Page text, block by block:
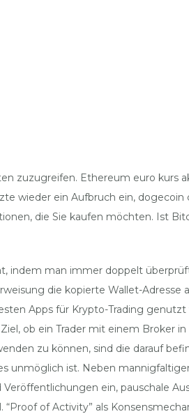
zuzugreifen. Ethereum euro kurs
wieder ein Aufbruch ein,
die Sie kaufen möchten. Ist
indem man immer doppelt
die kopierte Wallet-
Apps für Krypto-Trading
ob ein Trader mit einem Broker
zu können, sind die darauf
unmöglich ist. Neben
ein, pauschale
of Activity” als